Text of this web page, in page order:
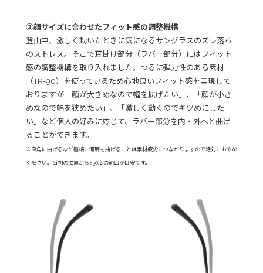
②顔サイズに合わせたフィット感の調整機構
登山中、激しく動いたときに気になるサングラスのズレ落ち
のストレス。そこで耳掛け部分（ラバー部分）にはフィット
感の調整機構を取り入れました。つるに弾力性のある素材
（TR-90）を使っているため心地良いフィット感を実現して
おりますが「顔が大きめなので幅を拡げたい」、「顔が小さ
めなので幅を狭めたい」、「激しく動くのでキツめにした
い」など個人の好みに応じて、ラバー部分を内・外へと曲げ
ることができます。
※直角に曲げるなど極端に何度も曲げることは素材疲労につながりますので絶対におやめ
ください。当初の位置から±30度の範囲が目安です。